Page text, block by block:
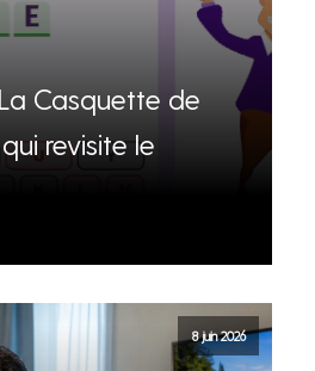
Casquette de
revisite le
8 juin 2026